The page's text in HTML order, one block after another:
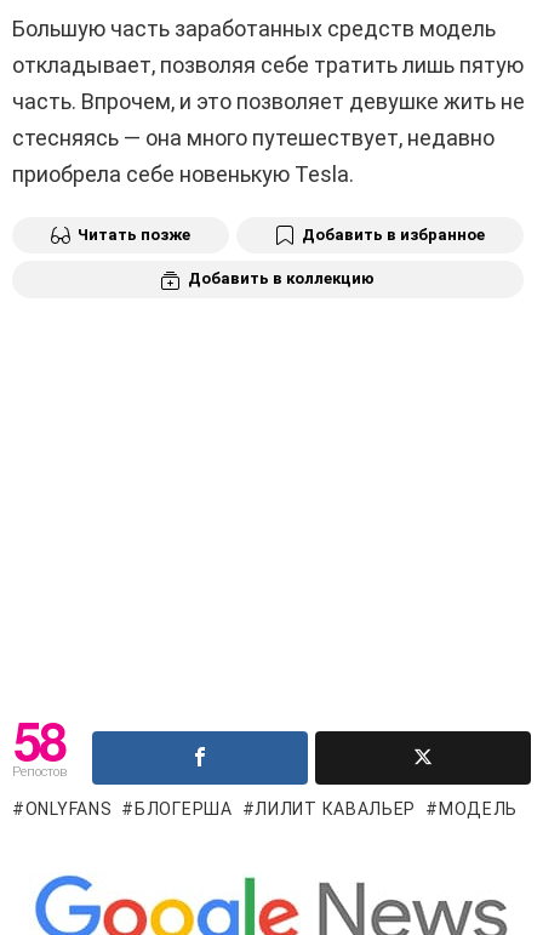
Большую часть заработанных средств модель
откладывает, позволяя себе тратить лишь пятую
часть. Впрочем, и это позволяет девушке жить не
стесняясь — она много путешествует, недавно
приобрела себе новенькую Tesla.
Читать позже Добавить в избранное
Добавить в коллекцию
58
Репостов
ONLYFANS БЛОГЕРША ЛИЛИТ КАВАЛЬЕР МОДЕЛЬ